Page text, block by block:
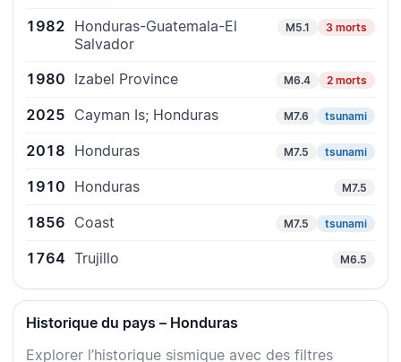
1982 Honduras-Guatemala-El
Salvador
M5.1 3 morts
1980 Izabel Province M6.4 2 morts
2025 Cayman Is; Honduras M7.6 tsunami
2018 Honduras M7.5 tsunami
1910 Honduras M7.5
1856 Coast M7.5 tsunami
1764 Trujillo M6.5
Historique du pays – Honduras
Explorer l’historique sismique avec des filtres